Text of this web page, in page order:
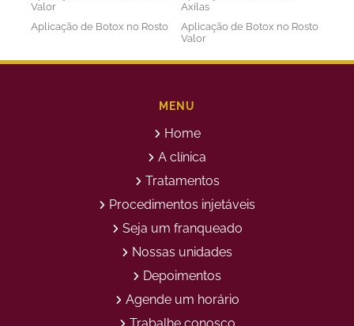
Valor
Axilas
Aplicação de Botox no Rosto
Aplicação de Botox no Rosto
Valor
Aplicação de Botox nos
Aplicação de Botox Preço
Barriga
no Glúteo Valor
Bioestimulador de Colageno
Bioestimuladores de
Colágeno
Colágeno Injetável
Clareamento Facial
Botox
Clinica de Depilação a Laser
Clinica de Estetica Avançada
Clinica de Estetica Limpeza
Clinica de Limpeza de Pele
MENU
Home
A clínica
Tratamentos
Procedimentos injetáveis
Seja um franqueado
Nossas unidades
Depoimentos
Agende um horário